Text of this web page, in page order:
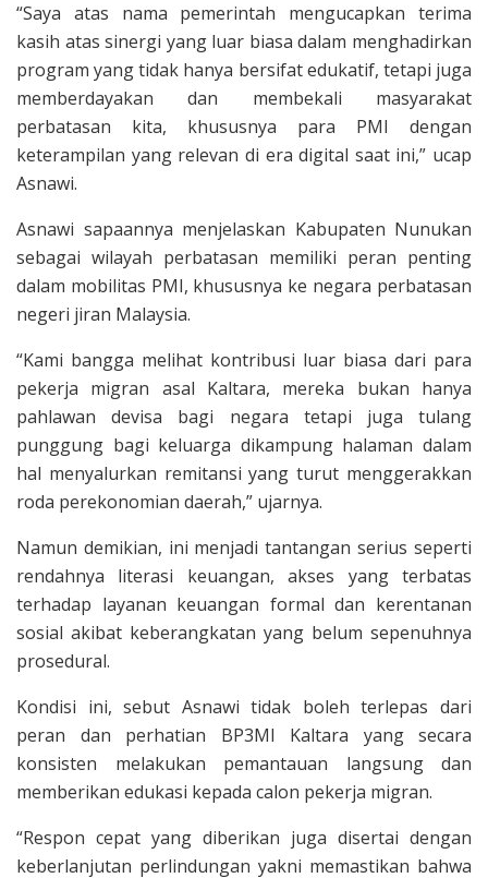
“Saya atas nama pemerintah mengucapkan terima
kasih atas sinergi yang luar biasa dalam menghadirkan
program yang tidak hanya bersifat edukatif, tetapi juga
memberdayakan dan membekali masyarakat
perbatasan kita, khususnya para PMI dengan
keterampilan yang relevan di era digital saat ini,” ucap
Asnawi.
Asnawi sapaannya menjelaskan Kabupaten Nunukan
sebagai wilayah perbatasan memiliki peran penting
dalam mobilitas PMI, khususnya ke negara perbatasan
negeri jiran Malaysia.
“Kami bangga melihat kontribusi luar biasa dari para
pekerja migran asal Kaltara, mereka bukan hanya
pahlawan devisa bagi negara tetapi juga tulang
punggung bagi keluarga dikampung halaman dalam
hal menyalurkan remitansi yang turut menggerakkan
roda perekonomian daerah,” ujarnya.
Namun demikian, ini menjadi tantangan serius seperti
rendahnya literasi keuangan, akses yang terbatas
terhadap layanan keuangan formal dan kerentanan
sosial akibat keberangkatan yang belum sepenuhnya
prosedural.
Kondisi ini, sebut Asnawi tidak boleh terlepas dari
peran dan perhatian BP3MI Kaltara yang secara
konsisten melakukan pemantauan langsung dan
memberikan edukasi kepada calon pekerja migran.
“Respon cepat yang diberikan juga disertai dengan
keberlanjutan perlindungan yakni memastikan bahwa